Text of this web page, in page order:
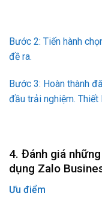
Bước 2: Tiến hành
đề ra.
Bước 3: Hoàn thành
đầu trải nghiệm.
4. Đánh giá
dụng Zalo
Ưu điểm